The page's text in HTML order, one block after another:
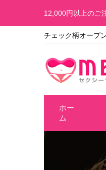
12,000円以上のご
チェック柄オープ
ホー
ム